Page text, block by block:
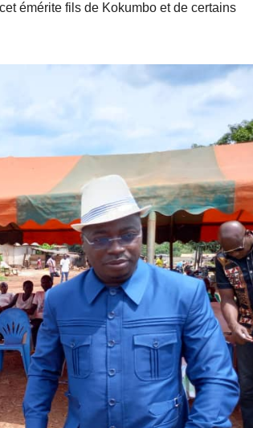
émérite fils de Kokumbo et de certains